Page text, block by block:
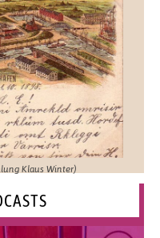
Klaus Winter)